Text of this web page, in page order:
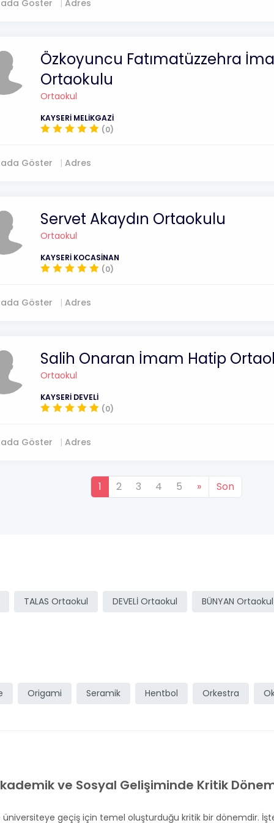
Göster Adres
Özkoyuncu Fatımatüzzehra
Ortaokulu
Ortaokul
KAYSERİ MELİKGAZİ
(0)
Göster Adres
Servet Akaydın Ortaokulu
Ortaokul
KAYSERİ KOCASİNAN
(0)
Göster Adres
Salih Onaran İmam Hatip
Ortaokul
KAYSERİ DEVELİ
(0)
Göster Adres
1 2 3 4 5 » Son
TALAS Ortaokul DEVELİ Ortaokul BÜNYAN Ortaokul
Origami Seramik Hentbol Orkestra
ve Sosyal Gelişiminde Kritik
geçiş için temel oluşturduğu kritik bir dönemdir.